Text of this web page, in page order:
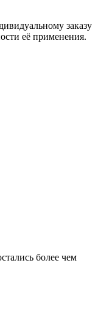
заказу
её применения.
более чем